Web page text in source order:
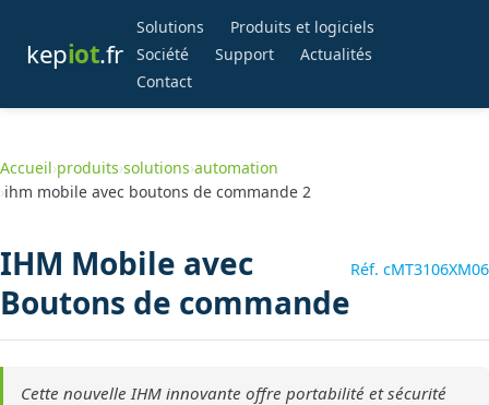
kepiot.fr
Solutions
Produits et logiciels
Société
Support
Actualités
Contact
Accueil›produits›solutions›automation
›ihm mobile avec boutons de commande 2
IHM Mobile avec
Boutons de commande
Réf. cMT3106XM06
Cette nouvelle IHM innovante offre portabilité et sécurité